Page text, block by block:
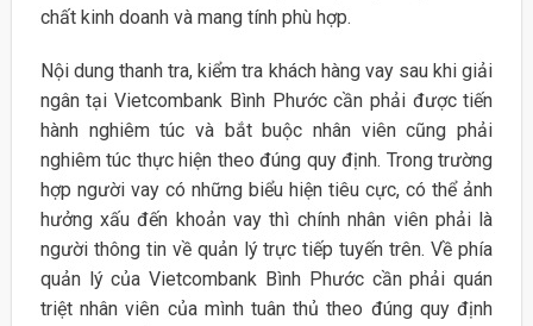
chất kinh doanh và mang tính phù hợp.
Nội dung thanh tra, kiểm tra khách hàng vay sau khi giải
ngân tại Vietcombank Bình Phước cần phải được tiến
hành nghiêm túc và bắt buộc nhân viên cũng phải
nghiêm túc thực hiện theo đúng quy định. Trong trường
hợp người vay có những biểu hiện tiêu cực, có thể ảnh
hưởng xấu đến khoản vay thì chính nhân viên phải là
người thông tin về quản lý trực tiếp tuyến trên. Về phía
quản lý của Vietcombank Bình Phước cần phải quán
triệt nhân viên của mình tuân thủ theo đúng quy định